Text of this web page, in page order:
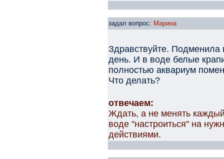
задал вопрос: Марина
Здравствуйте. Подменила
день. И в воде белые
полностью аквариум
Что делать?
отвечаем:
Ждать, а не менять
воде "настроиться" на
действиями.